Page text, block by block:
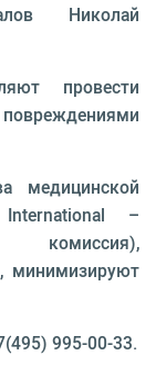
Николай
провести
медицинской
–
комиссия),
минимизируют
995-00-33.